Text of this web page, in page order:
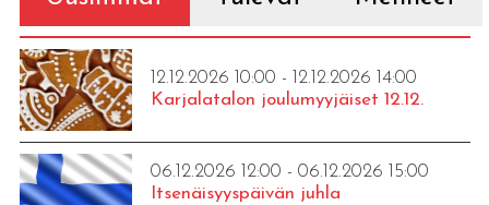
12.12.2026 10:00 - 12.12.2026 14:00
Karjalatalon joulumyyjäiset 12.12.
06.12.2026 12:00 - 06.12.2026 15:00
Itsenäisyyspäivän juhla